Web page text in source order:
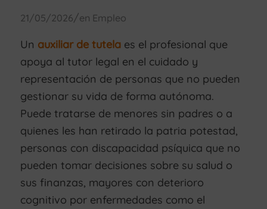
21/05/2026/en Empleo
Un auxiliar de tutelaes el profesional que
apoya al tutor legal en el cuidado y
representación de personas que no pueden
gestionar su vida de forma autónoma.
Puede tratarse de menores sin padres o a
quienes les han retirado la patria potestad,
personas con discapacidad psíquica que no
pueden tomar decisiones sobre su salud o
sus finanzas, mayores con deterioro
cognitivo por enfermedades como el